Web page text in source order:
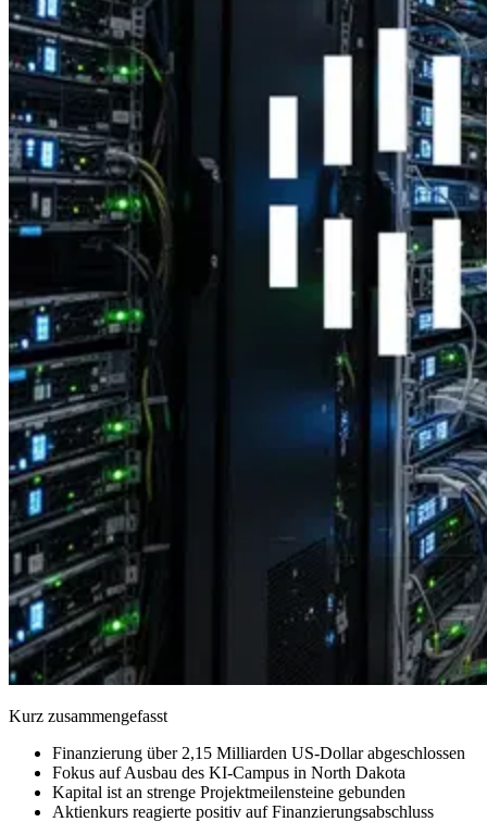
Kurz zusammengefasst
Finanzierung über 2,15 Milliarden US-Dollar abgeschlossen
Fokus auf Ausbau des KI-Campus in North Dakota
Kapital ist an strenge Projektmeilensteine gebunden
Aktienkurs reagierte positiv auf Finanzierungsabschluss